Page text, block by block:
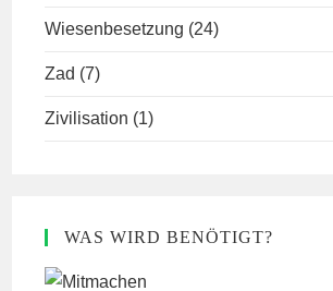
Wiesenbesetzung (24)
Zad (7)
Zivilisation (1)
WAS WIRD BENÖTIGT?